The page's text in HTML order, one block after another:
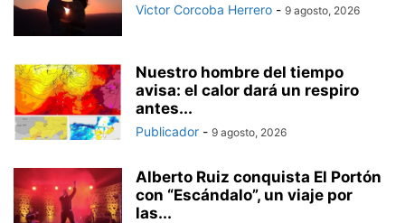
Victor Corcoba Herrero - 9 agosto, 2026
Nuestro hombre del tiempo
avisa: el calor dará un respiro
antes...
Publicador - 9 agosto, 2026
Alberto Ruiz conquista El Portón
con “Escándalo”, un viaje por
las...